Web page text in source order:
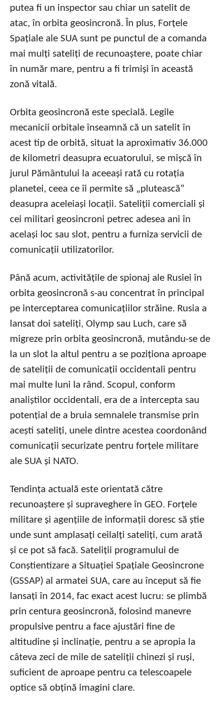
putea fi un inspector sau chiar un satelit de
atac, în orbita geosincronă. În plus, Forțele
Spațiale ale SUA sunt pe punctul de a comanda
mai mulți sateliți de recunoaștere, poate chiar
în număr mare, pentru a fi trimiși în această
zonă vitală.
Orbita geosincronă este specială. Legile
mecanicii orbitale înseamnă că un satelit în
acest tip de orbită, situat la aproximativ 36.000
de kilometri deasupra ecuatorului, se mișcă în
jurul Pământului la aceeași rată cu rotația
planetei, ceea ce îi permite să „plutească”
deasupra aceleiași locații. Sateliții comerciali și
cei militari geosincroni petrec adesea ani în
același loc sau slot, pentru a furniza servicii de
comunicații utilizatorilor.
Până acum, activitățile de spionaj ale Rusiei în
orbita geosincronă s-au concentrat în principal
pe interceptarea comunicațiilor străine. Rusia a
lansat doi sateliți, Olymp sau Luch, care să
migreze prin orbita geosincronă, mutându-se de
la un slot la altul pentru a se poziționa aproape
de sateliții de comunicații occidentali pentru
mai multe luni la rând. Scopul, conform
analiștilor occidentali, era de a intercepta sau
potențial de a bruia semnalele transmise prin
acești sateliți, unele dintre acestea coordonând
comunicații securizate pentru forțele militare
ale SUA și NATO.
Tendința actuală este orientată către
recunoaștere și supraveghere în GEO. Forțele
militare și agențiile de informații doresc să știe
unde sunt amplasați ceilalți sateliți, cum arată
și ce pot să facă. Sateliții programului de
Conștientizare a Situației Spațiale Geosincrone
(GSSAP) al armatei SUA, care au început să fie
lansați în 2014, fac exact acest lucru: se plimbă
prin centura geosincronă, folosind manevre
propulsive pentru a face ajustări fine de
altitudine și inclinație, pentru a se apropia la
câteva zeci de mile de sateliții chinezi și ruși,
suficient de aproape pentru ca telescoapele
optice să obțină imagini clare.